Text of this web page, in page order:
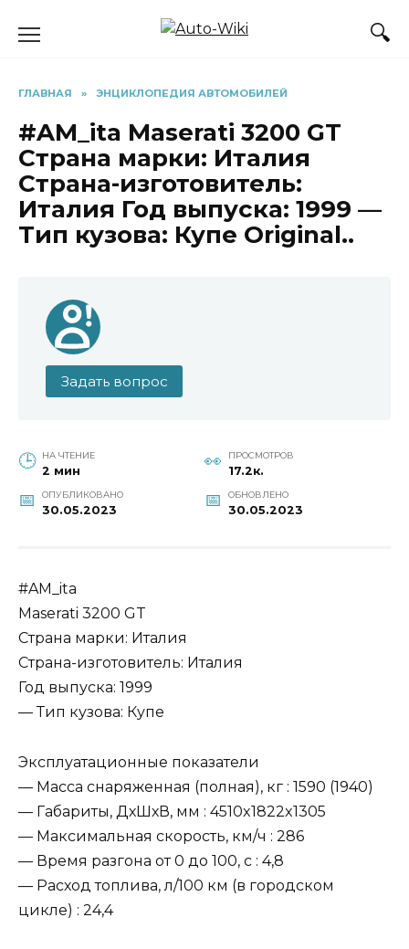
ГЛАВНАЯ » ЭНЦИКЛОПЕДИЯ АВТОМОБИЛЕЙ
#AM_ita Maserati 3200 GT
Страна марки: Италия
Страна-изготовитель:
Италия Год выпуска: 1999 —
Тип кузова: Купе Original..
Задать вопрос
НА ЧТЕНИЕ
2 мин
ПРОСМОТРОВ
17.2к.
ОПУБЛИКОВАНО
30.05.2023
ОБНОВЛЕНО
30.05.2023
#AM_ita
Maserati 3200 GT
Страна марки: Италия
Страна-изготовитель: Италия
Год выпуска: 1999
— Тип кузова: Купе
Эксплуатационные показатели
— Масса снаряженная (полная), кг : 1590 (1940)
— Габариты, ДхШхВ, мм : 4510x1822x1305
— Максимальная скорость, км/ч : 286
— Время разгона от 0 до 100, c : 4,8
— Расход топлива, л/100 км (в городском
цикле) : 24,4